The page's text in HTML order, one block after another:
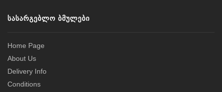
ᲡᲐᲡᲐᲠᲒᲔᲑᲚᲝ ᲑᲛᲣᲚᲔᲑᲘ
Home Page
About Us
Delivery Info
Conditions